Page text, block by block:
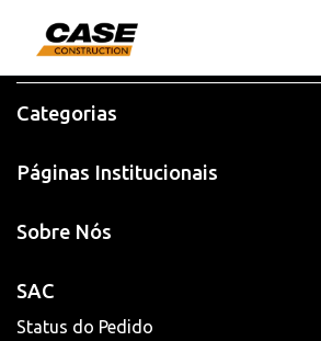
Categorias
Páginas Institucionais
Sobre Nós
SAC
Status do Pedido